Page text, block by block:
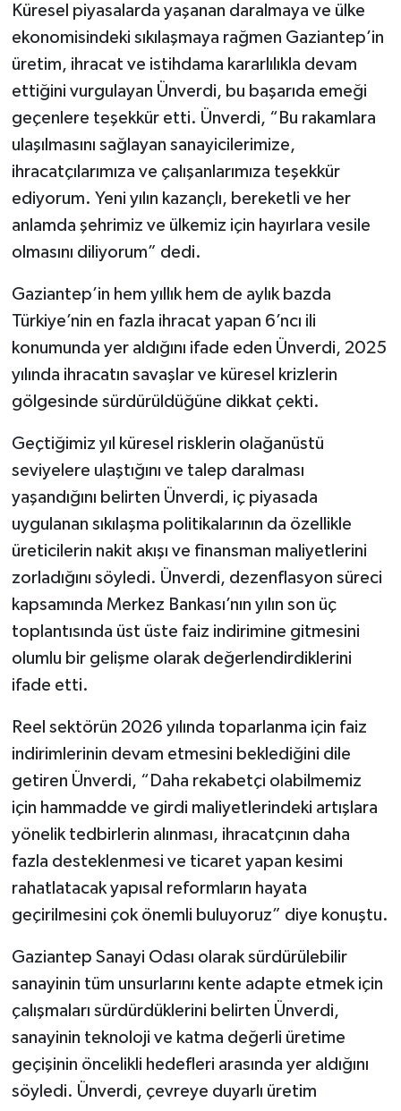
Küresel piyasalarda yaşanan daralmaya ve ülke
ekonomisindeki sıkılaşmaya rağmen Gaziantep’in
üretim, ihracat ve istihdama kararlılıkla devam
ettiğini vurgulayan Ünverdi, bu başarıda emeği
geçenlere teşekkür etti. Ünverdi, “Bu rakamlara
ulaşılmasını sağlayan sanayicilerimize,
ihracatçılarımıza ve çalışanlarımıza teşekkür
ediyorum. Yeni yılın kazançlı, bereketli ve her
anlamda şehrimiz ve ülkemiz için hayırlara vesile
olmasını diliyorum” dedi.
Gaziantep’in hem yıllık hem de aylık bazda
Türkiye’nin en fazla ihracat yapan 6’ncı ili
konumunda yer aldığını ifade eden Ünverdi, 2025
yılında ihracatın savaşlar ve küresel krizlerin
gölgesinde sürdürüldüğüne dikkat çekti.
Geçtiğimiz yıl küresel risklerin olağanüstü
seviyelere ulaştığını ve talep daralması
yaşandığını belirten Ünverdi, iç piyasada
uygulanan sıkılaşma politikalarının da özellikle
üreticilerin nakit akışı ve finansman maliyetlerini
zorladığını söyledi. Ünverdi, dezenflasyon süreci
kapsamında Merkez Bankası’nın yılın son üç
toplantısında üst üste faiz indirimine gitmesini
olumlu bir gelişme olarak değerlendirdiklerini
ifade etti.
Reel sektörün 2026 yılında toparlanma için faiz
indirimlerinin devam etmesini beklediğini dile
getiren Ünverdi, “Daha rekabetçi olabilmemiz
için hammadde ve girdi maliyetlerindeki artışlara
yönelik tedbirlerin alınması, ihracatçının daha
fazla desteklenmesi ve ticaret yapan kesimi
rahatlatacak yapısal reformların hayata
geçirilmesini çok önemli buluyoruz” diye konuştu.
Gaziantep Sanayi Odası olarak sürdürülebilir
sanayinin tüm unsurlarını kente adapte etmek için
çalışmaları sürdürdüklerini belirten Ünverdi,
sanayinin teknoloji ve katma değerli üretime
geçişinin öncelikli hedefleri arasında yer aldığını
söyledi. Ünverdi, çevreye duyarlı üretim
Yeme-İçme
Yemek